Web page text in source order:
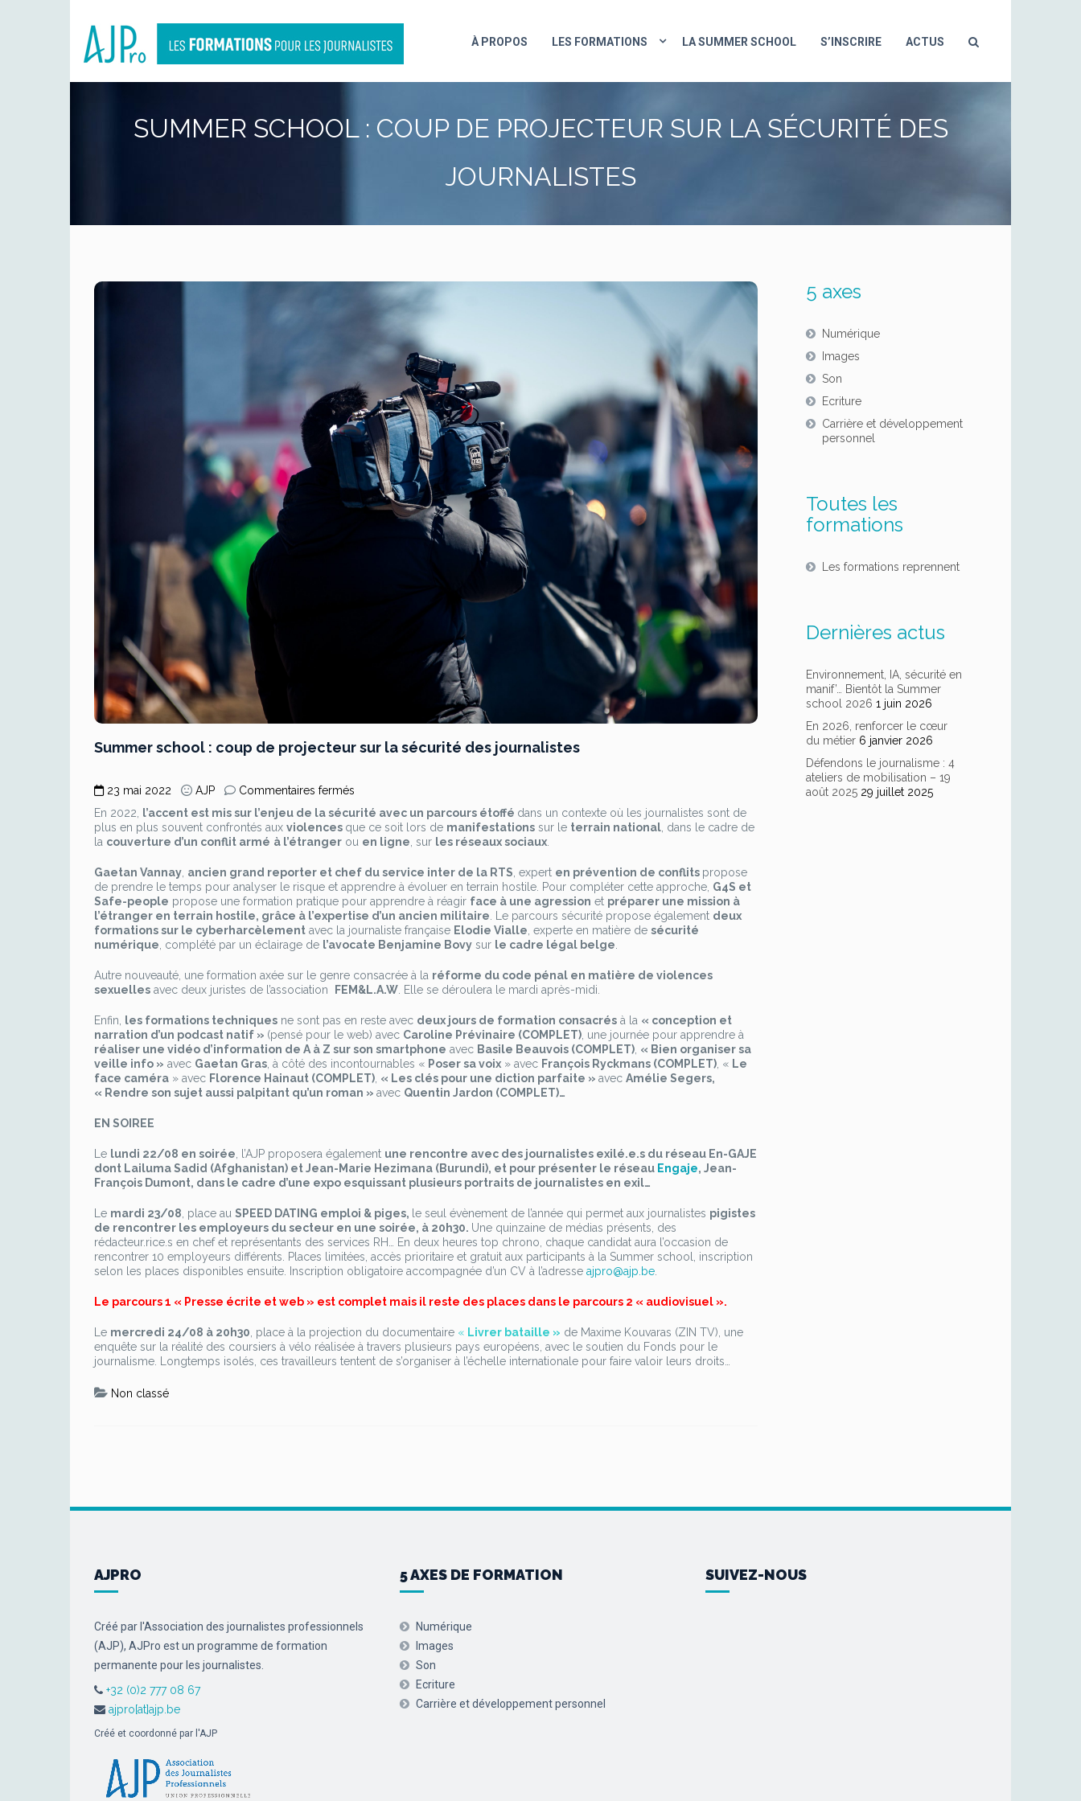
À PROPOS LES FORMATIONS LA SUMMER SCHOOL S’INSCRIRE ACTUS
SUMMER SCHOOL : COUP DE PROJECTEUR SUR LA SÉCURITÉ DES
JOURNALISTES
Summer school : coup de projecteur sur la sécurité des journalistes
23 mai 2022 AJP Commentaires fermés
school
:
coup
projecteur
sur
la
sécurité
des
journalistes
En 2022, l’accent est mis sur l’enjeu de la sécurité avec un parcours étoffé dans un contexte où les journalistes sont de
plus en plus souvent confrontés aux violences que ce soit lors de manifestations sur le terrain national , dans le cadre de
la couverture d’un conflit armé à l’étranger ou en ligne , sur les réseaux sociaux
Gaetan Vannay ancien grand reporter et chef du service inter de la RTS , expert en prévention de conflits propose
de prendre le temps pour analyser le risque et apprendre à évoluer en terrain hostile. Pour compléter cette approche, G4S et
Safe-people propose une formation pratique pour apprendre à réagir face à une agression et préparer une mission à
l’étranger en terrain hostile, grâce à l’expertise d’un ancien militaire . Le parcours sécurité propose également deux
formations sur le cyberharcèlement avec la journaliste française Elodie Vialle , experte en matière de sécurité
numérique , complété par un éclairage de l’avocate Benjamine Bovy sur le cadre légal belge
Autre nouveauté, une formation axée sur le genre consacrée à la réforme du code pénal en matière de violences
sexuelles avec deux juristes de l’association FEM&L.A.W . Elle se déroulera le mardi après-midi.
Enfin, les formations techniques ne sont pas en reste avec deux jours de formation consacrés à la « conception et
narration d’un podcast natif » (pensé pour le web) avec Caroline Prévinaire (COMPLET) , une journée pour apprendre à
réaliser une vidéo d’information de A à Z sur son smartphone avec Basile Beauvois (COMPLET) « Bien organiser sa
veille info » avec Gaetan Gras , à côté des incontournables « Poser sa voix » avec François Ryckmans (COMPLET) , « Le
face caméra » avec Florence Hainaut (COMPLET) « Les clés pour une diction parfaite » avec Amélie Segers,
« Rendre son sujet aussi palpitant qu’un roman » avec Quentin Jardon (COMPLET)…
EN SOIREE
Le lundi 22/08 en soirée , l’AJP proposera également une rencontre avec des journalistes exilé.e.s du réseau En-GAJE
dont Lailuma Sadid (Afghanistan) et Jean-Marie Hezimana (Burundi), et pour présenter le réseau Engaje, Jean-
François Dumont, dans le cadre d’une expo esquissant plusieurs portraits de journalistes en exil…
Le mardi 23/08 , place au SPEED DATING emploi & piges, le seul évènement de l’année qui permet aux journalistes pigistes
de rencontrer les employeurs du secteur en une soirée, à 20h30. Une quinzaine de médias présents, des
rédacteur.rice.s en chef et représentants des services RH… En deux heures top chrono, chaque candidat aura l’occasion de
rencontrer 10 employeurs différents. Places limitées, accès prioritaire et gratuit aux participants à la Summer school, inscription
selon les places disponibles ensuite. Inscription obligatoire accompagnée d’un CV à l’adresse ajpro@ajp.be
Le parcours 1 « Presse écrite et web » est complet mais il reste des places dans le parcours 2 « audiovisuel ».
Le mercredi 24/08 à 20h30 , place à la projection du documentaire « Livrer bataille » de Maxime Kouvaras (ZIN TV), une
enquête sur la réalité des coursiers à vélo réalisée à travers plusieurs pays européens, avec le soutien du Fonds pour le
journalisme. Longtemps isolés, ces travailleurs tentent de s’organiser à l’échelle internationale pour faire valoir leurs droits…
Non classé
5 axes
Numérique
Images
Son
Ecriture
Carrière et développement
personnel
Toutes les
formations
Les formations reprennent
Dernières actus
Environnement, IA, sécurité en
manif’… Bientôt la Summer
school 2026 1 juin 2026
En 2026, renforcer le cœur
du métier 6 janvier 2026
Défendons le journalisme : 4
ateliers de mobilisation – 19
août 2025 29 juillet 2025
AJPRO
Créé par l'Association des journalistes professionnels
(AJP), AJPro est un programme de formation
permanente pour les journalistes.
+32 (0)2 777 08 67
ajpro[at]ajp.be
Créé et coordonné par l'AJP
5 AXES DE FORMATION
Numérique
Images
Son
Ecriture
Carrière et développement personnel
SUIVEZ-NOUS